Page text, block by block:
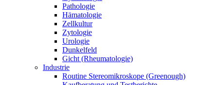
Pathologie
Hämatologie
Zellkultur
Zytologie
Urologie
Dunkelfeld
Gicht (Rheumatologie)
Industrie
Routine Stereomikroskope (Greenough)